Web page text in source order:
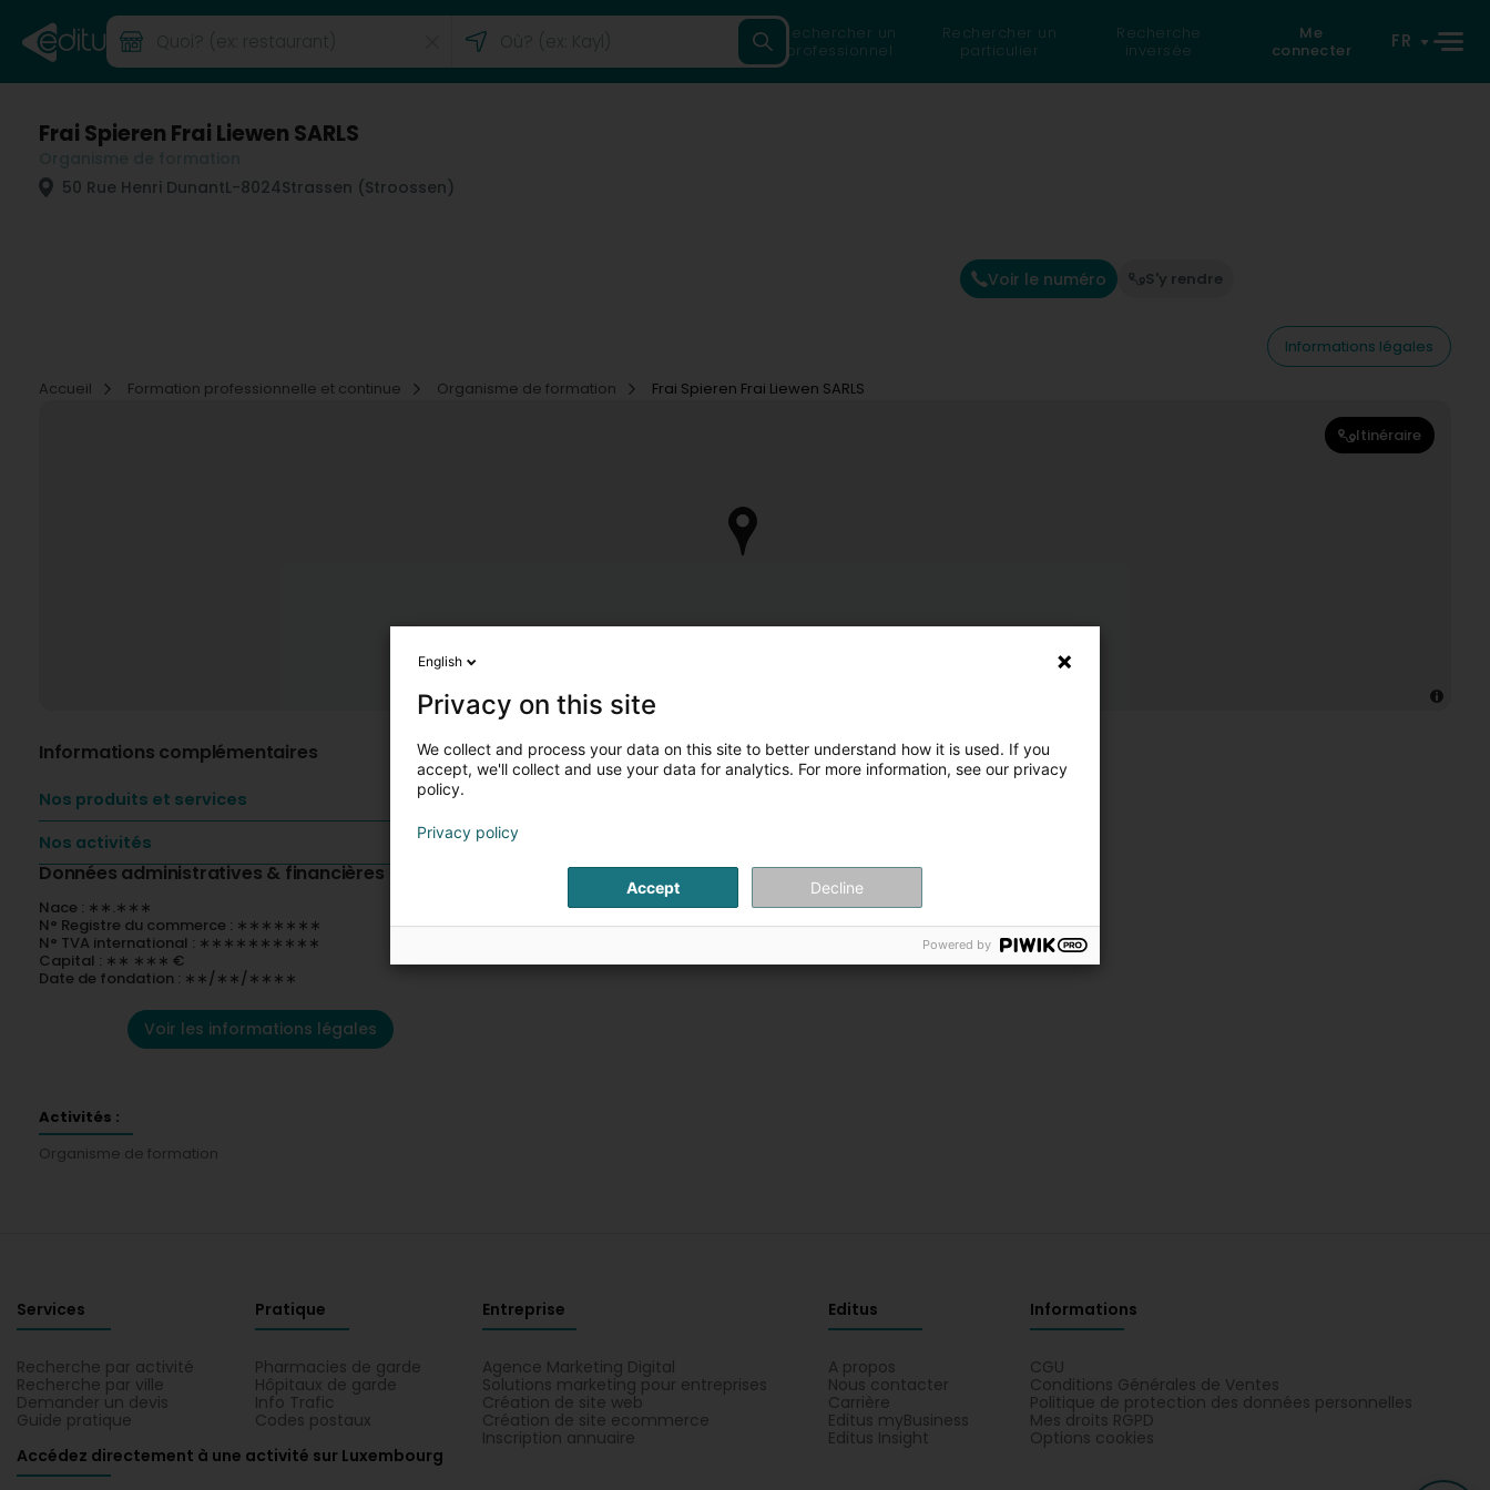
Rechercher un
professionnel
Rechercher un
particulier
Recherche
inversée
Me
connecter
FR
Frai Spieren Frai Liewen SARLS
50 Rue Henri DunantL-8024Strassen (Stroossen)
Voir le numéro S'y rendre
Informations légales
Accueil
Formation professionnelle et continue Organisme de formation Frai Spieren Frai Liewen SARLS
Itinéraire
Informations complémentaires
Nos produits et services
Nos activités
Données administratives & financières
Nace : ∗∗.∗∗∗
N° Registre du commerce : ∗∗∗∗∗∗∗
N° TVA international : ∗∗∗∗∗∗∗∗∗∗
Capital : ∗∗ ∗∗∗ €
Date de fondation : ∗∗/∗∗/∗∗∗∗
Voir les informations légales
Activités :
Organisme de formation
Services
Recherche par activité
Recherche par ville
Demander un devis
Guide pratique
Pratique
Pharmacies de garde
Hôpitaux de garde
Info Trafic
Codes postaux
Entreprise
Agence Marketing Digital
Solutions marketing pour entreprises
Création de site web
Création de site ecommerce
Inscription annuaire
Editus
A propos
Nous contacter
Carrière
Editus myBusiness
Editus Insight
Informations
CGU
Conditions Générales de Ventes
Politique de protection des données personnelles
Mes droits RGPD
Options cookies
Accédez directement à une activité sur Luxembourg
English
Privacy on this site
We collect and process your data on this site to better understand how it is used. If you
accept, we'll collect and use your data for analytics. For more information, see our privacy
policy.
Privacy policy
Accept Decline
Powered by